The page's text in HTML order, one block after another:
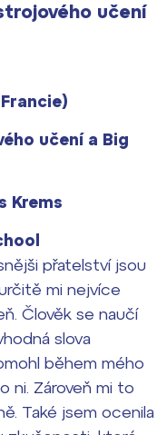
učení
učení a Big
Krems
přatelství jsou
mi nejvíce
Člověk se naučí
slova
během mého
ni. Zároveň mi to
Také jsem ocenila